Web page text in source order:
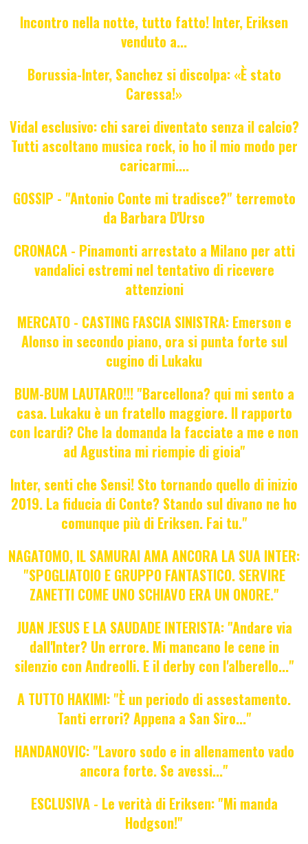
Incontro nella notte, tutto fatto! Inter, Eriksen
venduto a...
Borussia-Inter, Sanchez si discolpa: «È stato
Caressa!»
Vidal esclusivo: chi sarei diventato senza il calcio?
Tutti ascoltano musica rock, io ho il mio modo per
caricarmi....
GOSSIP - "Antonio Conte mi tradisce?" terremoto
da Barbara D'Urso
CRONACA - Pinamonti arrestato a Milano per atti
vandalici estremi nel tentativo di ricevere
attenzioni
MERCATO - CASTING FASCIA SINISTRA: Emerson e
Alonso in secondo piano, ora si punta forte sul
cugino di Lukaku
BUM-BUM LAUTARO!!! "Barcellona? qui mi sento a
casa. Lukaku è un fratello maggiore. Il rapporto
con Icardi? Che la domanda la facciate a me e non
ad Agustina mi riempie di gioia"
Inter, senti che Sensi! Sto tornando quello di inizio
2019. La fiducia di Conte? Stando sul divano ne ho
comunque più di Eriksen. Fai tu."
NAGATOMO, IL SAMURAI AMA ANCORA LA SUA INTER:
"SPOGLIATOIO E GRUPPO FANTASTICO. SERVIRE
ZANETTI COME UNO SCHIAVO ERA UN ONORE."
JUAN JESUS E LA SAUDADE INTERISTA: "Andare via
dall'Inter? Un errore. Mi mancano le cene in
silenzio con Andreolli. E il derby con l'alberello..."
A TUTTO HAKIMI: "È un periodo di assestamento.
Tanti errori? Appena a San Siro..."
HANDANOVIC: "Lavoro sodo e in allenamento vado
ancora forte. Se avessi..."
ESCLUSIVA - Le verità di Eriksen: "Mi manda
Hodgson!"